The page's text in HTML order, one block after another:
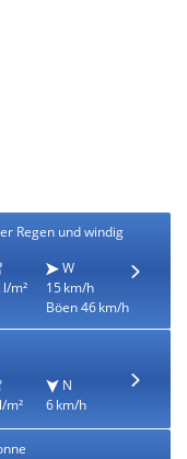
Regen und windig
l/m²
W
15 km/h
Böen 46 km/h
m²
N
6 km/h